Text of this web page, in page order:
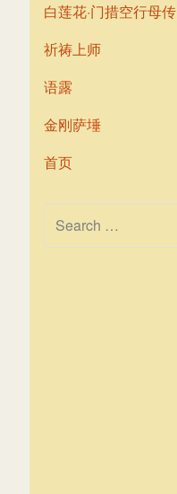
白莲花·门措空行母传
祈祷上师
语露
金刚萨埵
首页